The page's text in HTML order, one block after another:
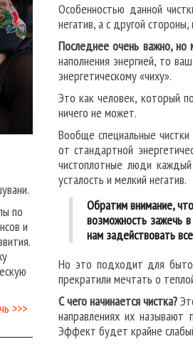
Особенностью данной
негатив, а с другой
Последнее очень важно, но
наполнения энергией, то
энергетическому «чиху».
Это как человек, который
ничего не может.
Вообще специальные
от стандартной
чистоплотные люди
усталость и мелкий негатив.
Обратим внимание,
возможность зажечь
нам задействовать
Но это подходит для
прекратили мечтать о
С чего начинается чистка?
направлениях их
Эффект будет крайне
по
и
>>>